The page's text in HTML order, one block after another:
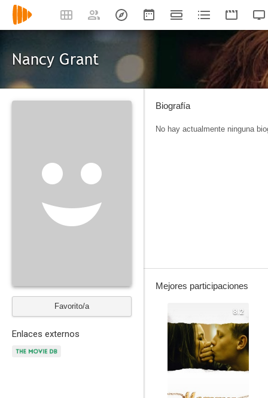
Nancy Grant
Favorito/a
Enlaces externos
Biografía
No hay actualmente ninguna
Mejores participaciones
8.2